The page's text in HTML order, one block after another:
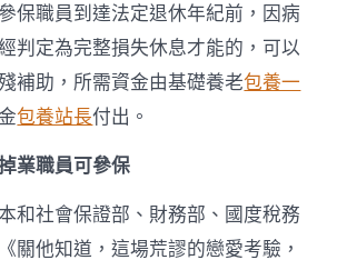
保職員到達法定退休年紀前，因病
判定為完整損失休息才能的，可以
補助，所需資金由基礎養老包養一
包養站長付出。
業職員可參保
和社會保證部、財務部、國度稅務
關他知道，這場荒謬的戀愛考驗，